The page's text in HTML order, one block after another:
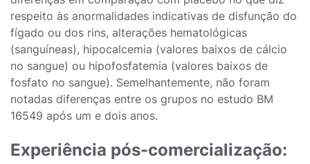
respeito às anormalidades indicativas de disfunção do
fígado ou dos rins, alterações hematológicas
(sanguíneas), hipocalcemia (valores baixos de cálcio
no sangue) ou hipofosfatemia (valores baixos de
fosfato no sangue). Semelhantemente, não foram
notadas diferenças entre os grupos no estudo BM
16549 após um e dois anos.
Experiência pós-comercialização: